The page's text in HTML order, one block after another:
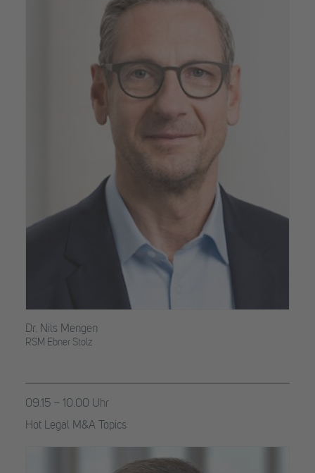
Dr. Nils Mengen
RSM Ebner Stolz
09.15 – 10.00 Uhr
Hot Legal M&A Topics